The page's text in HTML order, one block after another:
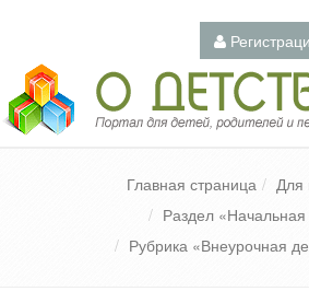
Педагогический портал «О детстве»
Главная страница
Для
Раздел
Рубрика «Внеурочная